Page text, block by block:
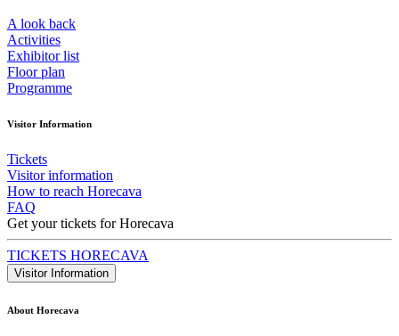
A look back
Activities
Exhibitor list
Floor plan
Programme
Visitor Information
Tickets
Visitor information
How to reach Horecava
FAQ
Get your tickets for Horecava
TICKETS HORECAVA
Visitor Information
About Horecava